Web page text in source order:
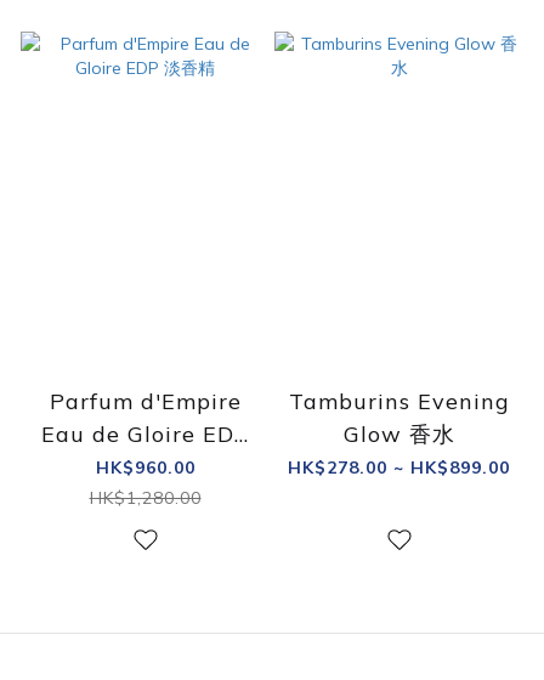
Parfum d'Empire
Eau de Gloire EDP
淡香精
HK$960.00
HK$1,280.00
Tamburins Evening
Glow 香水
HK$278.00 ~ HK$899.00